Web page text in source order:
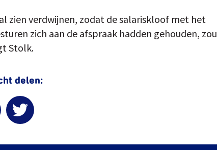
zien verdwijnen, zodat de salariskloof met het
zich aan de afspraak hadden gehouden, zou
Stolk.
delen: